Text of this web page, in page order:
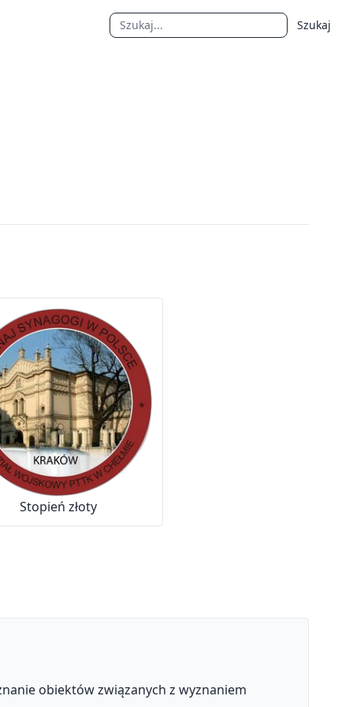
Szukaj
Stopień złoty
obiektów związanych z wyznaniem